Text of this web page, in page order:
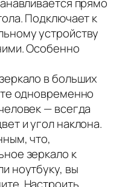
Подключает к
устройству
Особенно
в больших
одновременно
— всегда
и угол наклона.
что,
зеркало к
ноутбуку, вы
Настроить